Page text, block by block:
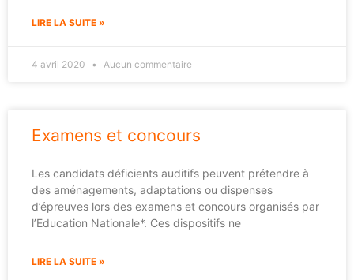
LIRE LA SUITE »
4 avril 2020 Aucun commentaire
Examens et concours
Les candidats déficients auditifs peuvent prétendre à
des aménagements, adaptations ou dispenses
d’épreuves lors des examens et concours organisés par
l’Education Nationale*. Ces dispositifs ne
LIRE LA SUITE »